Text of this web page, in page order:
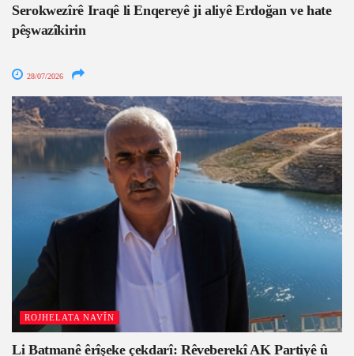
Serokwezîrê Iraqê li Enqereyê ji aliyê Erdoğan ve hate
pêşwazîkirin
28/07/2026
ROJHELATA NAVÎN
Li Batmanê êrîşeke çekdarî: Rêveberekî AK Partiyê û